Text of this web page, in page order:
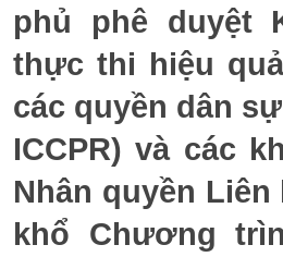
phủ phê duyệt
thực thi hiệu
các quyền dân
ICCPR) và các
Nhân quyền
khổ Chương